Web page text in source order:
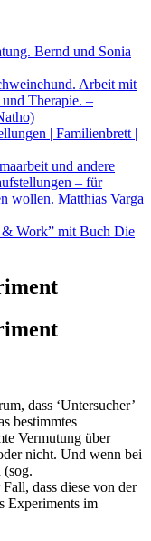
Bernd und Sonia
Arbeit mit
Therapie. –
| Familienbrett |
und andere
– für
wollen. Matthias Varga
& Work” mit Buch Die
dass ‘Untersucher’
bestimmtes
Vermutung über
nicht. Und wenn bei
(sog.
dass diese von der
Experiments im